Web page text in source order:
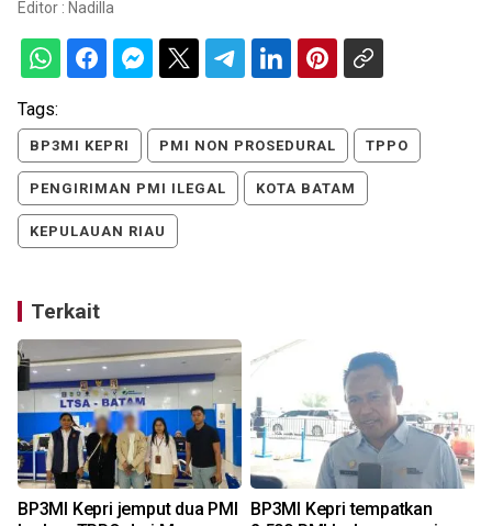
Editor : Nadilla
Tags:
BP3MI KEPRI PMI NON PROSEDURAL TPPO
PENGIRIMAN PMI ILEGAL KOTA BATAM
KEPULAUAN RIAU
Terkait
BP3MI Kepri jemput dua PMI
BP3MI Kepri tempatkan